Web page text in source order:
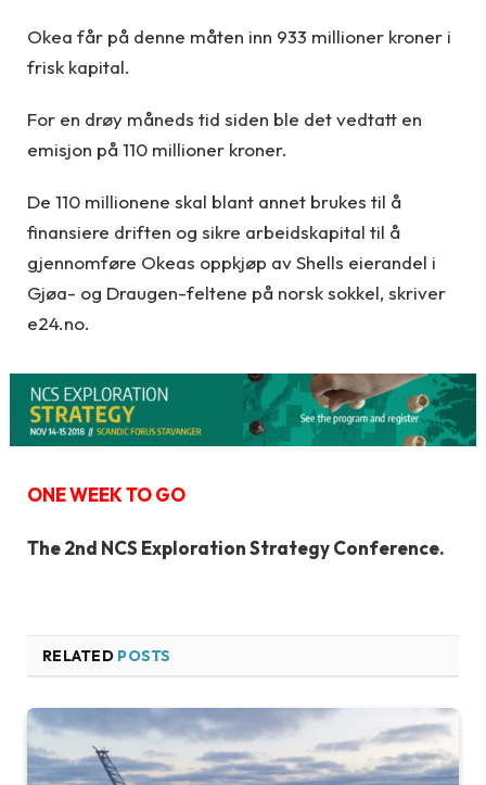
Okea får på denne måten inn 933 millioner kroner i
frisk kapital.
For en drøy måneds tid siden ble det vedtatt en
emisjon på 110 millioner kroner.
De 110 millionene skal blant annet brukes til å
finansiere driften og sikre arbeidskapital til å
gjennomføre Okeas oppkjøp av Shells eierandel i
Gjøa- og Draugen-feltene på norsk sokkel, skriver
e24.no.
ONE WEEK TO GO
The 2nd NCS Exploration Strategy Conference.
RELATED POSTS